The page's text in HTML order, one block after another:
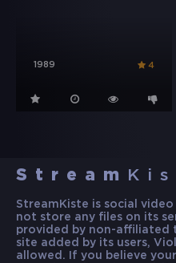
1989 4
Stream
StreamKiste is social
not store any files on its
provided by non-affiliated
site added by its users,
allowed. If you believe